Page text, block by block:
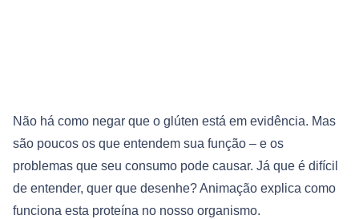
Não há como negar que o glúten está em evidência. Mas
são poucos os que entendem sua função – e os
problemas que seu consumo pode causar. Já que é difícil
de entender, quer que desenhe? Animação explica como
funciona esta proteína no nosso organismo.